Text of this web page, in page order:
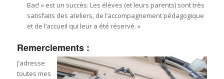
Bac! » est un succès. Les élèves (et leurs parents) sont très
satisfaits des ateliers, de l’accompagnement pédagogique
et de l’accueil qui leur a été réservé. »
Remerciements :
J’adresse
toutes mes